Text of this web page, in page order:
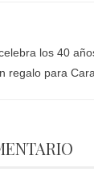
los 40
regalo para